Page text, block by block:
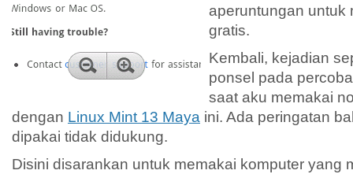
aperuntungan untuk
gratis.
Kembali, kejadian
ponsel pada
saat aku memakai
dengan Linux Mint 13 Maya ini. Ada peringatan
dipakai tidak didukung.
Disini disarankan untuk memakai komputer yang